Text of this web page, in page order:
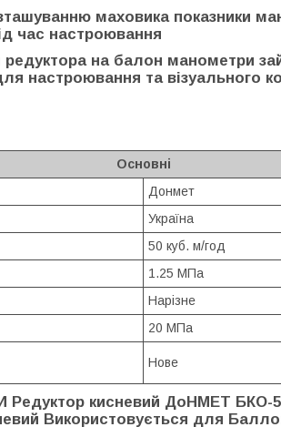
маховика показники
час настроювання
редуктора на балон манометри
настроювання та візуального
Основні
Донмет
Україна
50 куб. м/год
1.25 МПа
Нарізне
20 МПа
Нове
кисневий ДоНМЕТ БКО-
Використовується для